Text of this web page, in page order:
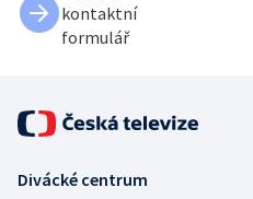
kontaktní
formulář
Divácké centrum